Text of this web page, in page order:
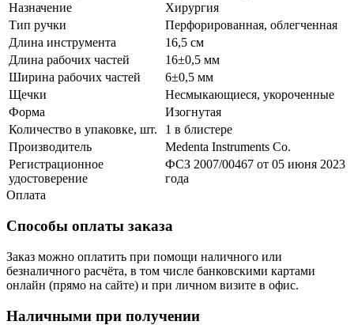
Назначение
Хирургия
Тип ручки
Перфорированная, облегченная
Длина инструмента
16,5 см
Длина рабочих частей
16±0,5 мм
Ширина рабочих частей
6±0,5 мм
Щечки
Несмыкающиеся, укороченные
Форма
Изогнутая
Количество в упаковке, шт.
1 в блистере
Производитель
Medenta Instruments Co.
Регистрационное
удостоверение
ФСЗ 2007/00467 от 05 июня 2023
года
Оплата
Способы оплаты заказа
Заказ можно оплатить при помощи наличного или
безналичного расчёта, в том числе банковскими картами
онлайн (прямо на сайте) и при личном визите в офис.
Наличными при получении